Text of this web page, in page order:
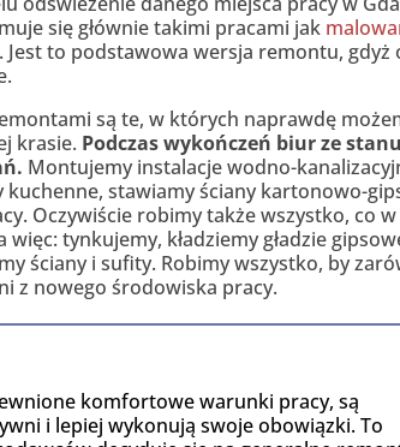
się głównie takimi pracami jak
Jest to podstawowa wersja remontu, gdyż
są te, w których naprawdę
krasie. Podczas wykończeń biur ze stanu
Montujemy instalacje wodno-
kuchenne, stawiamy ściany kartonowo-
Oczywiście robimy także wszystko, co w
tynkujemy, kładziemy gładzie
ściany i sufity. Robimy wszystko, by
z nowego środowiska pracy.
komfortowe warunki pracy, są
i lepiej wykonują swoje obowiązki. To